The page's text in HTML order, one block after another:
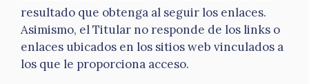
resultado que obtenga al seguir los enlaces.
Asimismo, el Titular no responde de los links o
enlaces ubicados en los sitios web vinculados a
los que le proporciona acceso.